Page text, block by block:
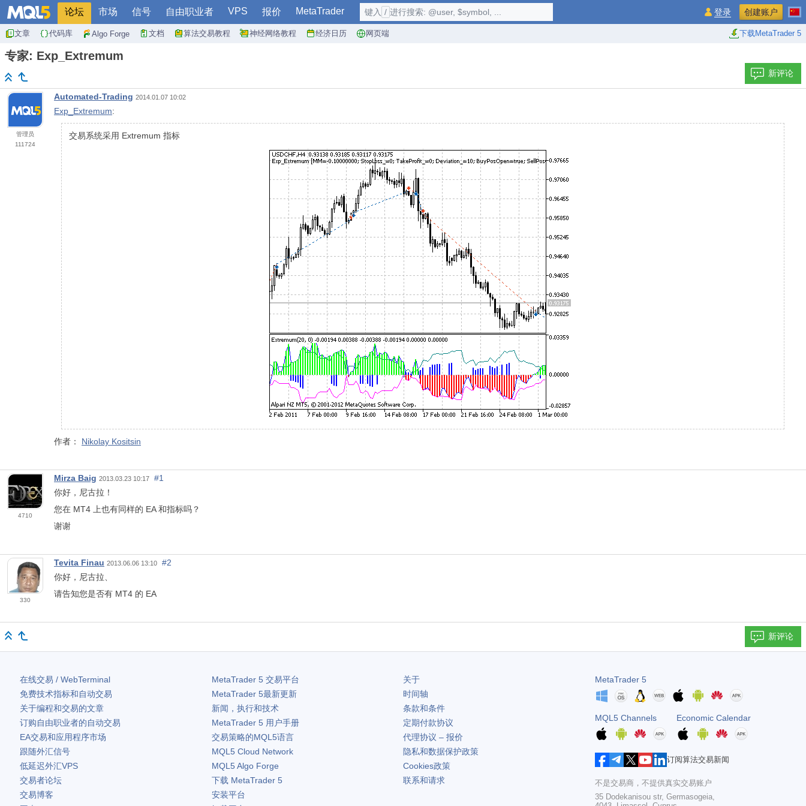
论坛 市场 信号 自由职业者 VPS 报价 MetaTrader
文章 代码库 Algo Forge 文档 算法交易教程 神经网络教程 经济日历 网页端 下载MetaTrader 5
键入 / 进行搜索: @user, $symbol, ... 登录 创建账户
专家: Exp_Extremum
新评论
管理员
111724
Automated-Trading 2014.01.07 10:02
Exp_Extremum:
交易系统采用 Extremum 指标
作者： Nikolay Kositsin
4710
Mirza Baig 2013.03.23 10:17
#1
你好，尼古拉！
您在 MT4 上也有同样的 EA 和指标吗？
谢谢
330
Tevita Finau 2013.06.06 13:10
#2
你好，尼古拉、
请告知您是否有 MT4 的 EA
新评论
在线交易 / WebTerminal
免费技术指标和自动交易
关于编程和交易的文章
订购自由职业者的自动交易
EA交易和应用程序市场
跟随外汇信号
低延迟外汇VPS
交易者论坛
交易博客
MetaTrader 5交易平台
MetaTrader 5最新更新
新闻，执行和技术
MetaTrader 5用户手册
交易策略的MQL5语言
MQL5 Cloud Network
MQL5 Algo Forge
下载 MetaTrader 5
安装平台
关于
时间轴
条款和条件
定期付款协议
代理协议 – 报价
隐私和数据保护政策
Cookies政策
联系和请求
MetaTrader 5
MQL5 Channels Economic Calendar
订阅算法交易新闻
不是交易商，不提供真实交易账户
35 Dodekanisou str, Germasogeia,